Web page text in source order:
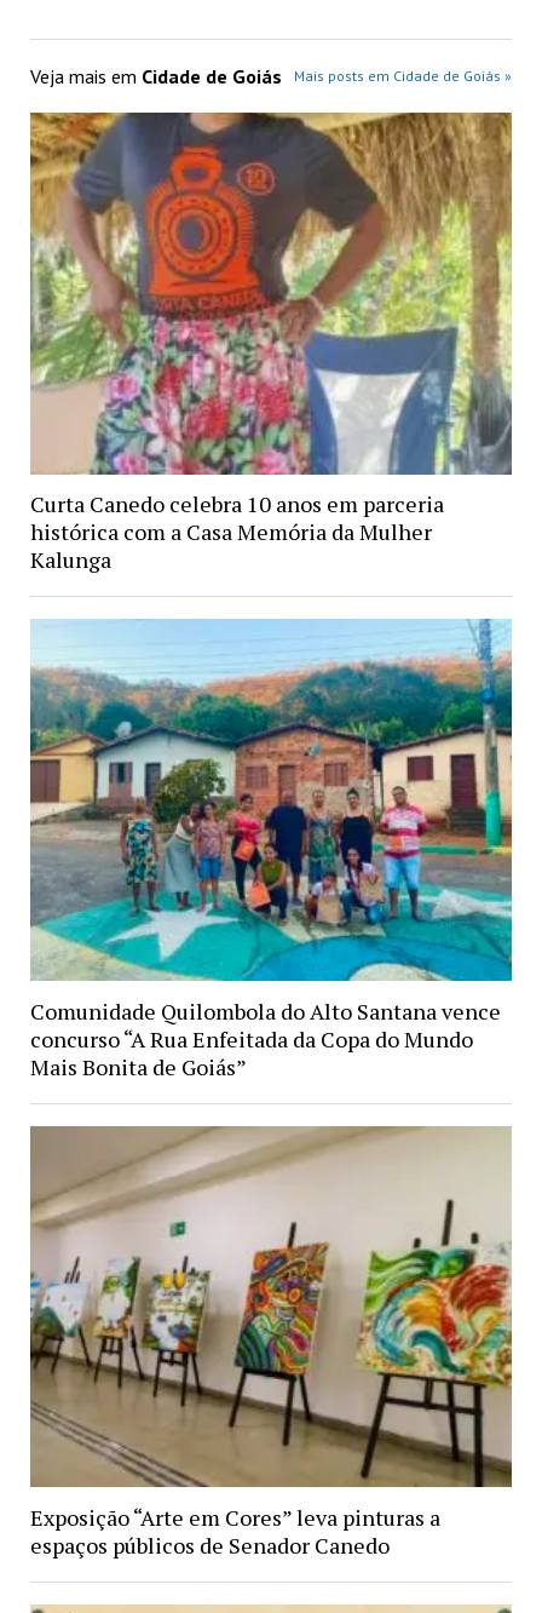
Veja mais em Cidade de Goiás Mais posts em Cidade de Goiás »
Curta Canedo celebra 10 anos em parceria
histórica com a Casa Memória da Mulher
Kalunga
Comunidade Quilombola do Alto Santana vence
concurso “A Rua Enfeitada da Copa do Mundo
Mais Bonita de Goiás”
Exposição “Arte em Cores” leva pinturas a
espaços públicos de Senador Canedo